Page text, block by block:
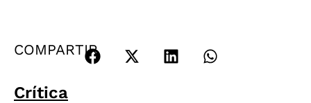
COMPARTIR
Crítica